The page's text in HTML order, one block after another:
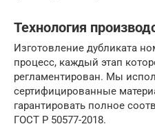
Технология
Изготовление дубликата
процесс, каждый этап
регламентирован. Мы
сертифицированные
гарантировать полное
ГОСТ Р 50577-2018.